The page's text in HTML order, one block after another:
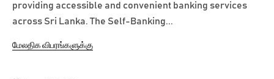
providing accessible and convenient banking services
across Sri Lanka. The Self-Banking...
மேலதிக விபரங்களுக்கு